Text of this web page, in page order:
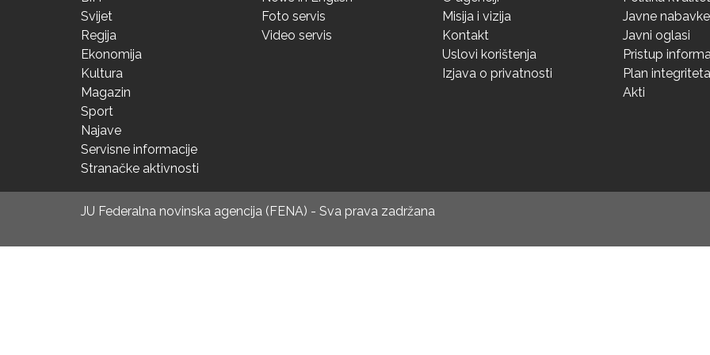
Svijet
Regija
Ekonomija
Kultura
Magazin
Sport
Najave
Servisne informacije
Stranačke aktivnosti
Foto servis
Video servis
Misija i vizija
Kontakt
Uslovi korištenja
Izjava o privatnosti
Javne nabavke
Javni oglasi
Pristup
Plan integriteta
Akti
JU Federalna novinska agencija (FENA) - Sva prava zadržana